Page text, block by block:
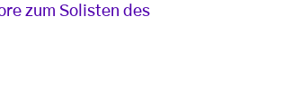
zum Solisten des